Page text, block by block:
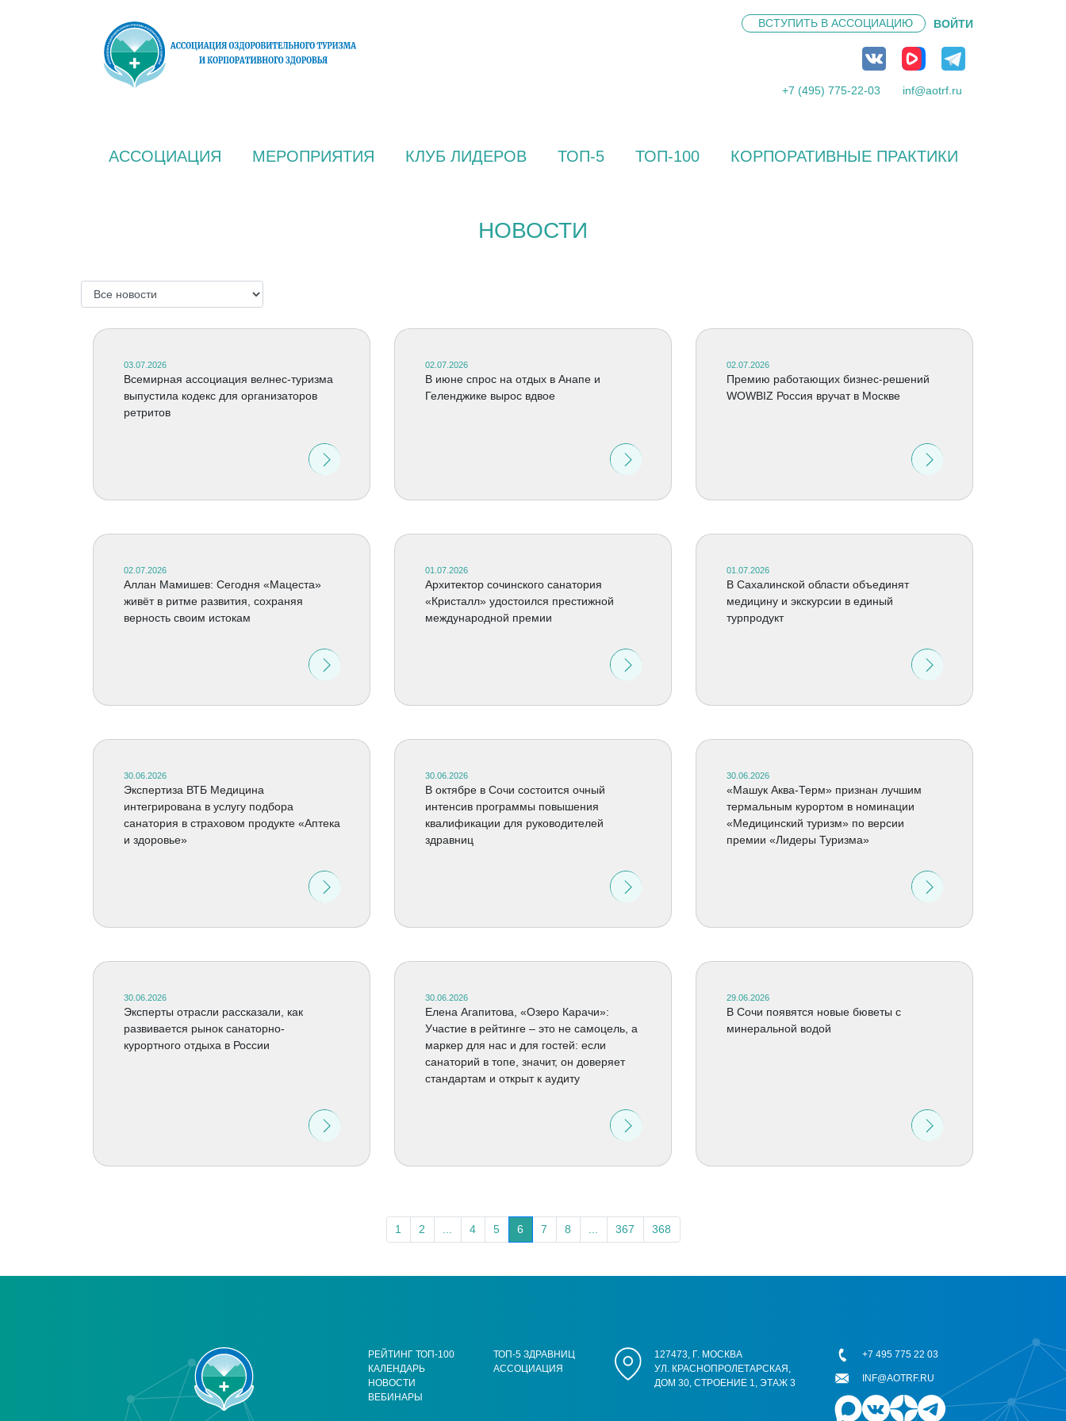
ВСТУПИТЬ В АССОЦИАЦИЮ ВОЙТИ
+7 (495) 775-22-03 inf@aotrf.ru
АССОЦИАЦИЯ МЕРОПРИЯТИЯ КЛУБ ЛИДЕРОВ ТОП-5 ТОП-100 КОРПОРАТИВНЫЕ ПРАКТИКИ
НОВОСТИ
03.07.2026
Всемирная ассоциация велнес-туризма
выпустила кодекс для организаторов
ретритов
02.07.2026
В июне спрос на отдых в Анапе и
Геленджике вырос вдвое
02.07.2026
Премию работающих бизнес-решений
WOWBIZ Россия вручат в Москве
02.07.2026
Аллан Мамишев: Сегодня «Мацеста»
живёт в ритме развития, сохраняя
верность своим истокам
01.07.2026
Архитектор сочинского санатория
«Кристалл» удостоился престижной
международной премии
01.07.2026
В Сахалинской области объединят
медицину и экскурсии в единый
турпродукт
30.06.2026
Экспертиза ВТБ Медицина
интегрирована в услугу подбора
санатория в страховом продукте «Аптека
и здоровье»
30.06.2026
В октябре в Сочи состоится очный
интенсив программы повышения
квалификации для руководителей
здравниц
30.06.2026
«Машук Аква-Терм» признан лучшим
термальным курортом в номинации
«Медицинский туризм» по версии
премии «Лидеры Туризма»
30.06.2026
Эксперты отрасли рассказали, как
развивается рынок санаторно-
курортного отдыха в России
30.06.2026
Елена Агапитова, «Озеро Карачи»:
Участие в рейтинге – это не самоцель, а
маркер для нас и для гостей: если
санаторий в топе, значит, он доверяет
стандартам и открыт к аудиту
29.06.2026
В Сочи появятся новые бюветы с
минеральной водой
1 2 4 5 6 7 8 367 368
РЕЙТИНГ ТОП-100
КАЛЕНДАРЬ
НОВОСТИ
ВЕБИНАРЫ
ТОП-5 ЗДРАВНИЦ
АССОЦИАЦИЯ
127473, Г. МОСКВА
УЛ. КРАСНОПРОЛЕТАРСКАЯ,
ДОМ 30, СТРОЕНИЕ 1, ЭТАЖ 3
+7 495 775 22 03
INF@AOTRF.RU